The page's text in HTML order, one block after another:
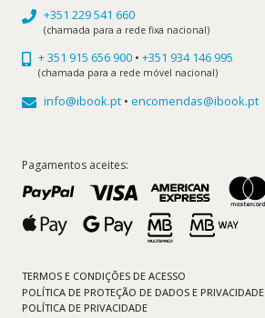
+351 229 541 660
(chamada para a rede fixa nacional)
+ 351 915 656 900 • +351 934 146 995
(chamada para a rede móvel nacional)
info@ibook.pt • encomendas@ibook.pt
Pagamentos aceites:
TERMOS E CONDIÇÕES DE ACESSO
POLÍTICA DE PROTEÇÃO DE DADOS E PRIVACIDADE
POLÍTICA DE PRIVACIDADE